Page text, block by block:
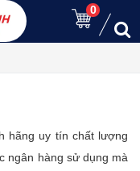
0
hãng uy tín chất lượng
ngân hàng sử dụng mà